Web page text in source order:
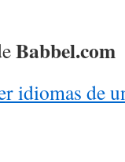
Babbel.com
idiomas de